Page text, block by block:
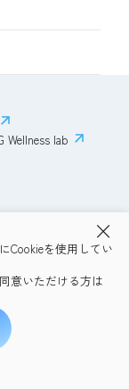
Cookieを使用してい
意いただける方は
Wellness lab